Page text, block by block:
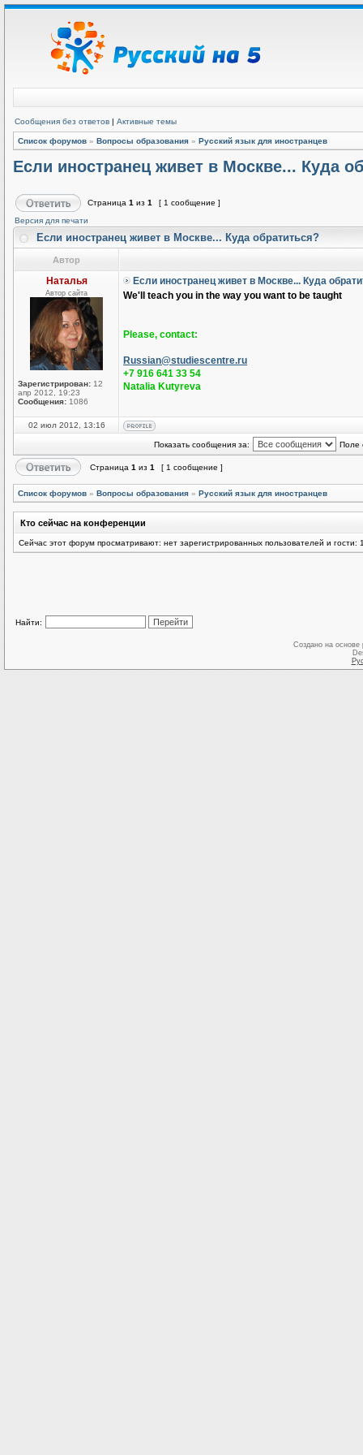
Сообщения без ответов | Активные темы
Список форумов » Вопросы образования » Русский язык для иностранцев
Если иностранец живет в Москве... Куда
Страница 1 из 1
[ 1 сообщение ]
Версия для печати
Если иностранец живет в Москве... Куда обратиться?
Автор
Наталья
Автор сайта
Зарегистрирован: 12
апр 2012, 19:23
Сообщения: 1086
Если иностранец живет в Москве... Куда
We'll teach you in the way you want to be taught
Please, contact:
Russian@studiescentre.ru
+7 916 641 33 54
Natalia Kutyreva
02 июл 2012, 13:16
Показать сообщения за: Поле
Страница 1 из 1 [ 1 сообщение ]
Список форумов » Вопросы образования » Русский язык для иностранцев
Кто сейчас на конференции
Сейчас этот форум просматривают: нет зарегистрированных пользователей и гости:
Найти:
Создано на основе